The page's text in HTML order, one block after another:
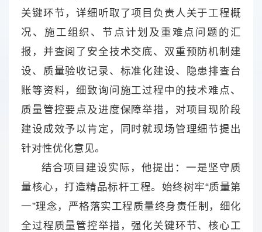
关键环节，详细听取了项目负责人关于工程概
况、施工组织、节点计划及重难点问题的汇
报，并查阅了安全技术交底、双重预防机制建
设、质量验收记录、标准化建设、隐患排查台
账等资料，细致询问施工过程中的技术难点、
质量管控要点及进度保障举措，对项目现阶段
建设成效予以肯定，同时就现场管理细节提出
针对性优化意见。
结合项目建设实际，他提出：一是坚守质
量核心，打造精品标杆工程。始终树牢“质量第
一”理念，严格落实工程质量终身责任制，细化
全过程质量管控举措，强化关键环节、核心工